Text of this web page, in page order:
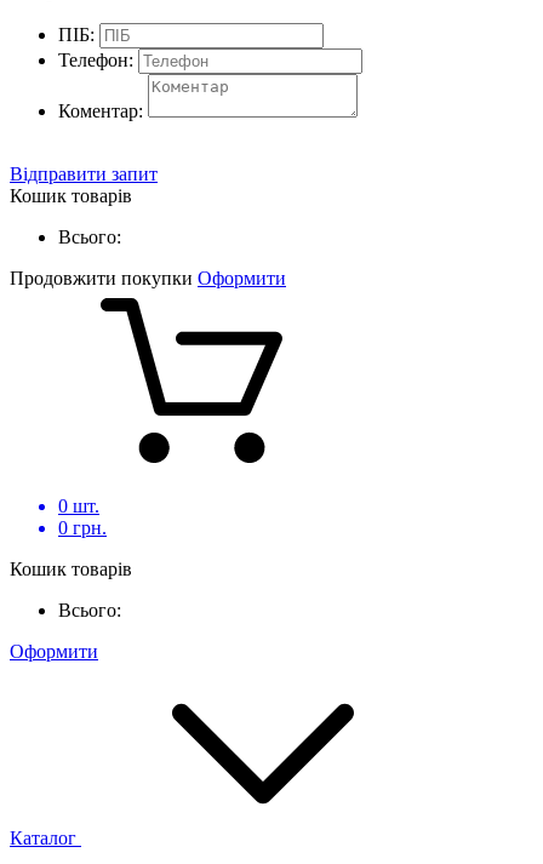
ПІБ:
Телефон:
Коментар:
Відправити запит
Кошик товарів
Всього:
Продовжити покупки Оформити
0 шт.
0 грн.
Кошик товарів
Всього:
Оформити
Каталог